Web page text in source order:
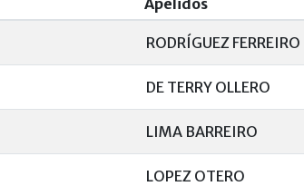
Apelidos
RODRÍGUEZ FERREIRO
DE TERRY OLLERO
LIMA BARREIRO
LOPEZ OTERO